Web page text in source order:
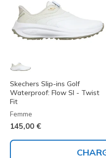
Skechers Slip-ins Golf
Waterproof: Flow SI - Twist
Fit
Femme
145,00 €